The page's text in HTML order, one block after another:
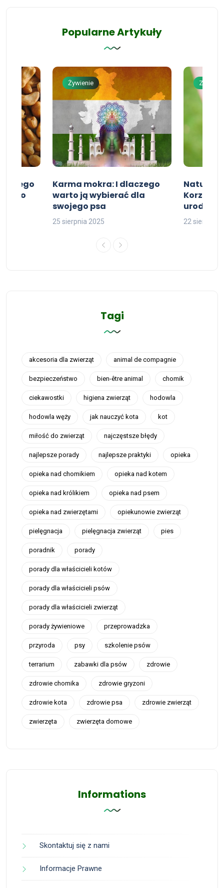
Popularne Artykuły
Żywienie
Karma mokra: I dlaczego
warto ją wybierać dla
swojego psa
25 sierpnia 2025
Korzyści
urody
22 sierpnia
Tagi
akcesoria dla zwierząt animal de compagnie
bezpieczeństwo bien-être animal chomik
ciekawostki higiena zwierząt hodowla
hodowla węży jak nauczyć kota kot
miłość do zwierząt najczęstsze błędy
najlepsze porady najlepsze praktyki opieka
opieka nad chomikiem opieka nad kotem
opieka nad królikiem opieka nad psem
opieka nad zwierzętami opiekunowie zwierząt
pielęgnacja pielęgnacja zwierząt pies
poradnik porady
porady dla właścicieli kotów
porady dla właścicieli psów
porady dla właścicieli zwierząt
porady żywieniowe przeprowadzka
przyroda psy szkolenie psów
terrarium zabawki dla psów zdrowie
zdrowie chomika zdrowie gryzoni
zdrowie kota zdrowie psa zdrowie zwierząt
zwierzęta zwierzęta domowe
Informations
Skontaktuj się z nami
Informacje Prawne